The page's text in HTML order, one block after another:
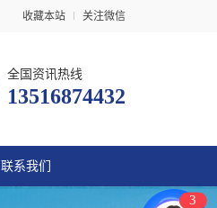
收藏本站 关注微信
全国资讯热线
13516874432
联系我们
3